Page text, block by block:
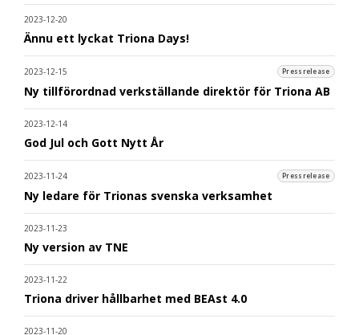
2023-12-20
Ännu ett lyckat Triona Days!
2023-12-15 Pressrelease
Ny tillförordnad verkställande direktör för Triona AB
2023-12-14
God Jul och Gott Nytt År
2023-11-24 Pressrelease
Ny ledare för Trionas svenska verksamhet
2023-11-23
Ny version av TNE
2023-11-22
Triona driver hållbarhet med BEAst 4.0
2023-11-20